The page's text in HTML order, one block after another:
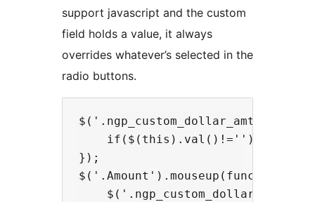
support javascript and the custom
field holds a value, it always
overrides whatever’s selected in the
radio buttons.
if($(this).val()!='') {
});
$('.Amount').mouseup(function() {